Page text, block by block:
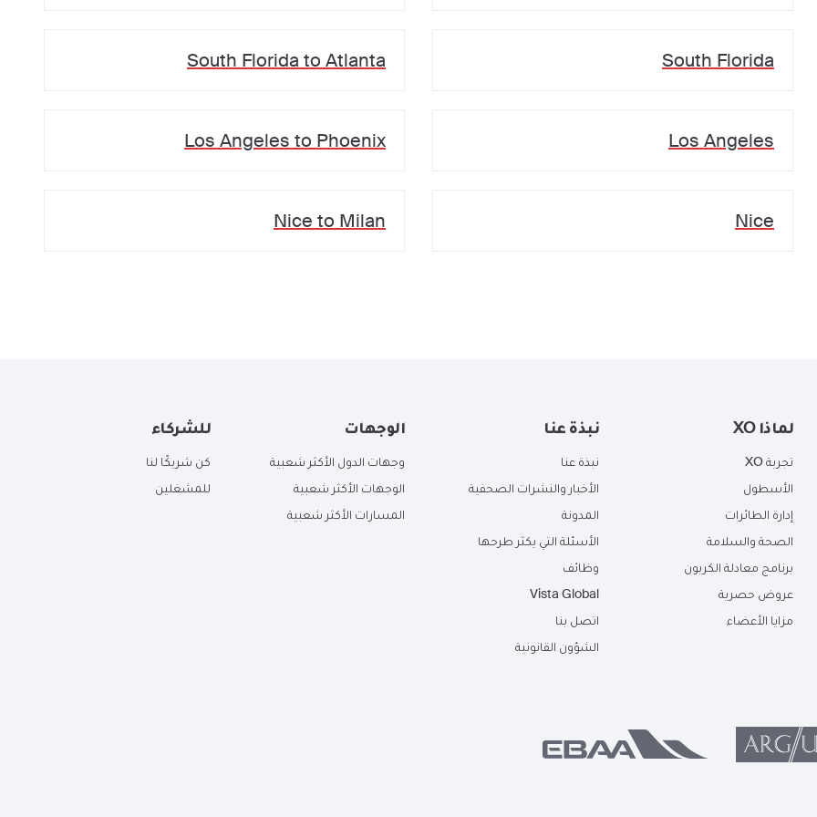
South Florida
Los Angeles
Nice
South Florida to Atlanta
Los Angeles to Phoenix
Nice to Milan
لماذا XO
تجربة XO
الأسطول
إدارة الطائرات
الصحة والسلامة
برنامج معادلة الكربون
عروض حصرية
مزايا الأعضاء
نبذة عنا
نبذة عنا
الأخبار والنشرات الصحفية
المدونة
الأسئلة التي يكثر طرحها
وظائف
Vista Global
اتصل بنا
الشؤون القانونية
الوجهات
وجهات الدول الأكثر شعبية
الوجهات الأكثر شعبية
المسارات الأكثر شعبية
للشركاء
كن شريكًا لنا
للمشغلين